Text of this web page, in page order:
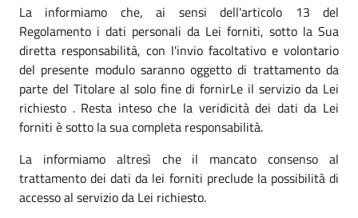
La informiamo che, ai sensi dell'articolo 13 del
Regolamento i dati personali da Lei forniti, sotto la Sua
diretta responsabilità, con l'invio facoltativo e volontario
del presente modulo saranno oggetto di trattamento da
parte del Titolare al solo fine di fornirLe il servizio da Lei
richiesto . Resta inteso che la veridicità dei dati da Lei
forniti è sotto la sua completa responsabilità.
La informiamo altresì che il mancato consenso al
trattamento dei dati da lei forniti preclude la possibilità di
accesso al servizio da Lei richiesto.